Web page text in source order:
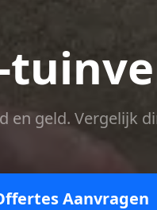
en geld. Vergelijk
Aanvragen